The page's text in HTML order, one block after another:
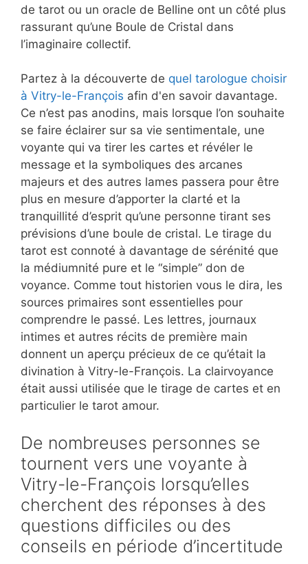
de tarot ou un oracle de Belline ont un côté plus
rassurant qu’une Boule de Cristal dans
l’imaginaire collectif.
Partez à la découverte de quel tarologue choisir
à Vitry-le-François afin d'en savoir davantage.
Ce n’est pas anodins, mais lorsque l’on souhaite
se faire éclairer sur sa vie sentimentale, une
voyante qui va tirer les cartes et révéler le
message et la symboliques des arcanes
majeurs et des autres lames passera pour être
plus en mesure d’apporter la clarté et la
tranquillité d’esprit qu’une personne tirant ses
prévisions d’une boule de cristal. Le tirage du
tarot est connoté à davantage de sérénité que
la médiumnité pure et le “simple” don de
voyance. Comme tout historien vous le dira, les
sources primaires sont essentielles pour
comprendre le passé. Les lettres, journaux
intimes et autres récits de première main
donnent un aperçu précieux de ce qu’était la
divination à Vitry-le-François. La clairvoyance
était aussi utilisée que le tirage de cartes et en
particulier le tarot amour.
De nombreuses personnes se
tournent vers une voyante à
Vitry-le-François lorsqu’elles
cherchent des réponses à des
questions difficiles ou des
conseils en période d’incertitude